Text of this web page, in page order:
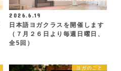
2026.6.19
日本語ヨガクラスを開催します
（７月２６日より毎週日曜日、
全5回）
ヨガのこと